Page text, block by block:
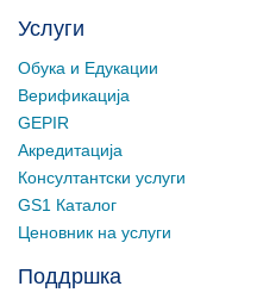
Услуги
Обука и Едукации
Верификација
GEPIR
Акредитација
Консултантски услуги
GS1 Каталог
Ценовник на услуги
Поддршка